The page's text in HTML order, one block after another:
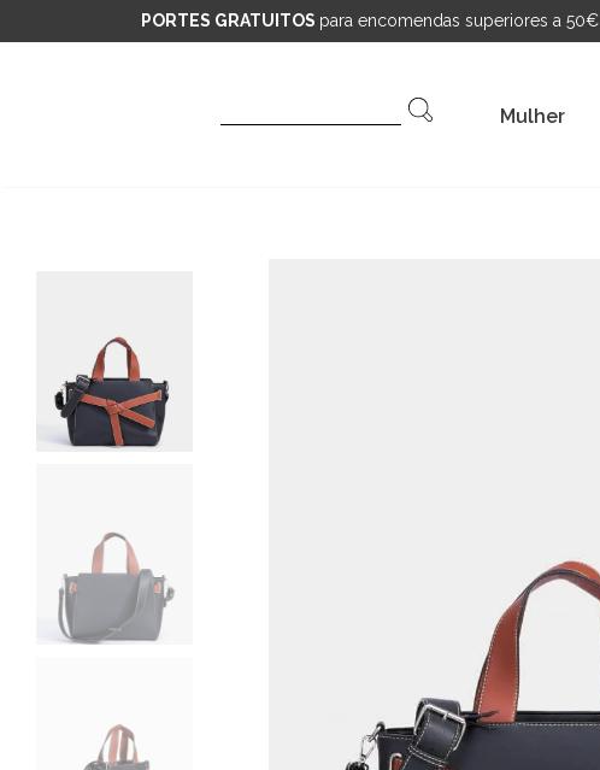
PORTES GRATUITOS para encomendas superiores a 50€
Mulher